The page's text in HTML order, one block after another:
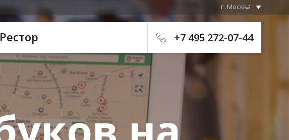
г. Москва
+7 495 272-07-44